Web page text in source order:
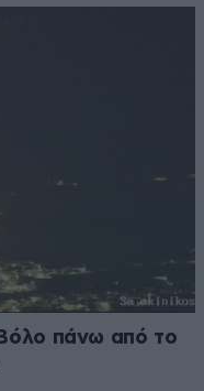
πάνω από το